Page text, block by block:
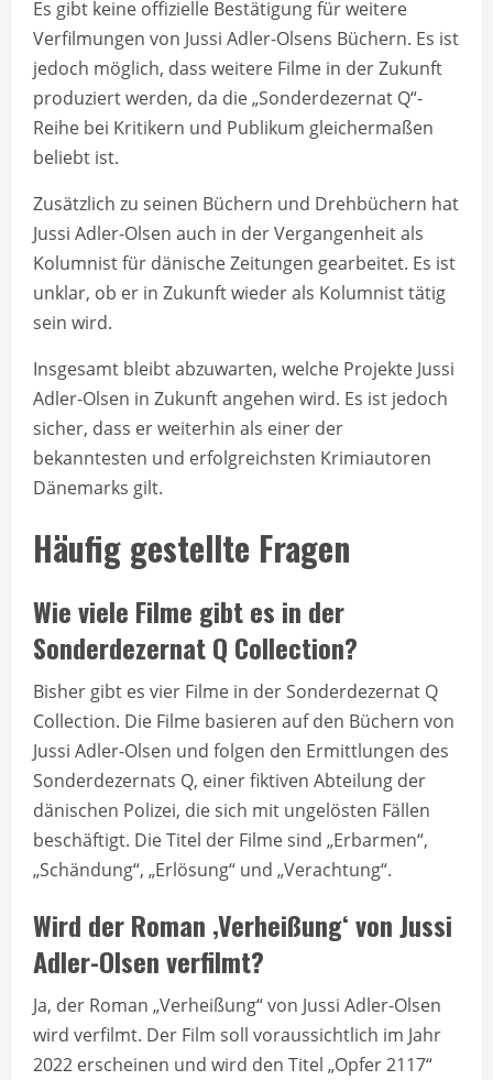
Es gibt keine offizielle Bestätigung für weitere
Verfilmungen von Jussi Adler-Olsens Büchern. Es ist
jedoch möglich, dass weitere Filme in der Zukunft
produziert werden, da die „Sonderdezernat Q“-
Reihe bei Kritikern und Publikum gleichermaßen
beliebt ist.
Zusätzlich zu seinen Büchern und Drehbüchern hat
Jussi Adler-Olsen auch in der Vergangenheit als
Kolumnist für dänische Zeitungen gearbeitet. Es ist
unklar, ob er in Zukunft wieder als Kolumnist tätig
sein wird.
Insgesamt bleibt abzuwarten, welche Projekte Jussi
Adler-Olsen in Zukunft angehen wird. Es ist jedoch
sicher, dass er weiterhin als einer der
bekanntesten und erfolgreichsten Krimiautoren
Dänemarks gilt.
Häufig gestellte Fragen
Wie viele Filme gibt es in der
Sonderdezernat Q Collection?
Bisher gibt es vier Filme in der Sonderdezernat Q
Collection. Die Filme basieren auf den Büchern von
Jussi Adler-Olsen und folgen den Ermittlungen des
Sonderdezernats Q, einer fiktiven Abteilung der
dänischen Polizei, die sich mit ungelösten Fällen
beschäftigt. Die Titel der Filme sind „Erbarmen“,
„Schändung“, „Erlösung“ und „Verachtung“.
Wird der Roman ‚Verheißung‘ von Jussi
Adler-Olsen verfilmt?
Ja, der Roman „Verheißung“ von Jussi Adler-Olsen
wird verfilmt. Der Film soll voraussichtlich im Jahr
2022 erscheinen und wird den Titel „Opfer 2117“